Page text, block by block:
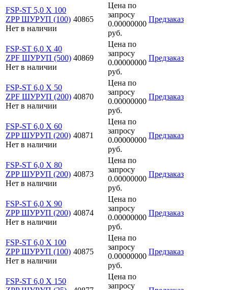
FSP-ST 5,0 X 100
ZPP ШУРУП (100)
Нет в наличии
40865
Цена по
запросу
0.00000000
руб.
Предзаказ
FSP-ST 6,0 X 40
ZPF ШУРУП (500)
Нет в наличии
40869
Цена по
запросу
0.00000000
руб.
Предзаказ
FSP-ST 6,0 X 50
ZPF ШУРУП (200)
Нет в наличии
40870
Цена по
запросу
0.00000000
руб.
Предзаказ
FSP-ST 6,0 X 60
ZPP ШУРУП (200)
Нет в наличии
40871
Цена по
запросу
0.00000000
руб.
Предзаказ
FSP-ST 6,0 X 80
ZPP ШУРУП (200)
Нет в наличии
40873
Цена по
запросу
0.00000000
руб.
Предзаказ
FSP-ST 6,0 X 90
ZPP ШУРУП (200)
Нет в наличии
40874
Цена по
запросу
0.00000000
руб.
Предзаказ
FSP-ST 6,0 X 100
ZPP ШУРУП (100)
Нет в наличии
40875
Цена по
запросу
0.00000000
руб.
Предзаказ
FSP-ST 6,0 X 150
Цена по
запросу